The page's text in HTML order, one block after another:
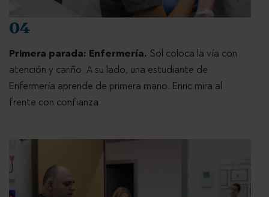
04
Primera parada: Enfermería. Sol coloca la vía con
atención y cariño. A su lado, una estudiante de
Enfermería aprende de primera mano. Enric mira al
frente con confianza.